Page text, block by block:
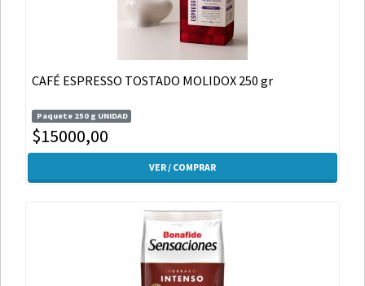
CAFÉ ESPRESSO TOSTADO MOLIDOX 250 gr
Paquete 250 g UNIDAD
$15000,00
VER / COMPRAR